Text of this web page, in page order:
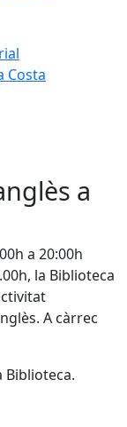
Costa
a
a 20:00h
la Biblioteca
A càrrec
Biblioteca.